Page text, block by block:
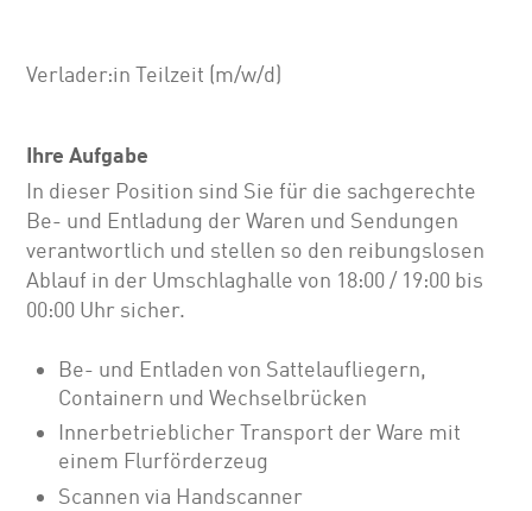
Verlader:in Teilzeit (m/w/d)
Ihre Aufgabe
In dieser Position sind Sie für die sachgerechte
Be- und Entladung der Waren und Sendungen
verantwortlich und stellen so den reibungslosen
Ablauf in der Umschlaghalle von 18:00 / 19:00 bis
00:00 Uhr sicher.
Be- und Entladen von Sattelaufliegern,
Containern und Wechselbrücken
Innerbetrieblicher Transport der Ware mit
einem Flurförderzeug
Scannen via Handscanner